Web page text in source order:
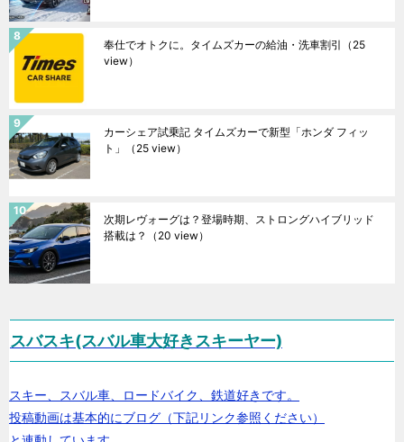
奉仕でオトクに。タイムズカーの給油・洗車割引 （25
view）
カーシェア試乗記 タイムズカーで新型「ホンダ フィッ
ト」
（25 view）
次期レヴォーグは？登場時期、ストロングハイブリッド
搭載は？
（20 view）
スバスキ(スバル車大好きスキーヤー)
スキー、スバル車、ロードバイク、鉄道好きです。
投稿動画は基本的にブログ（下記リンク参照ください）